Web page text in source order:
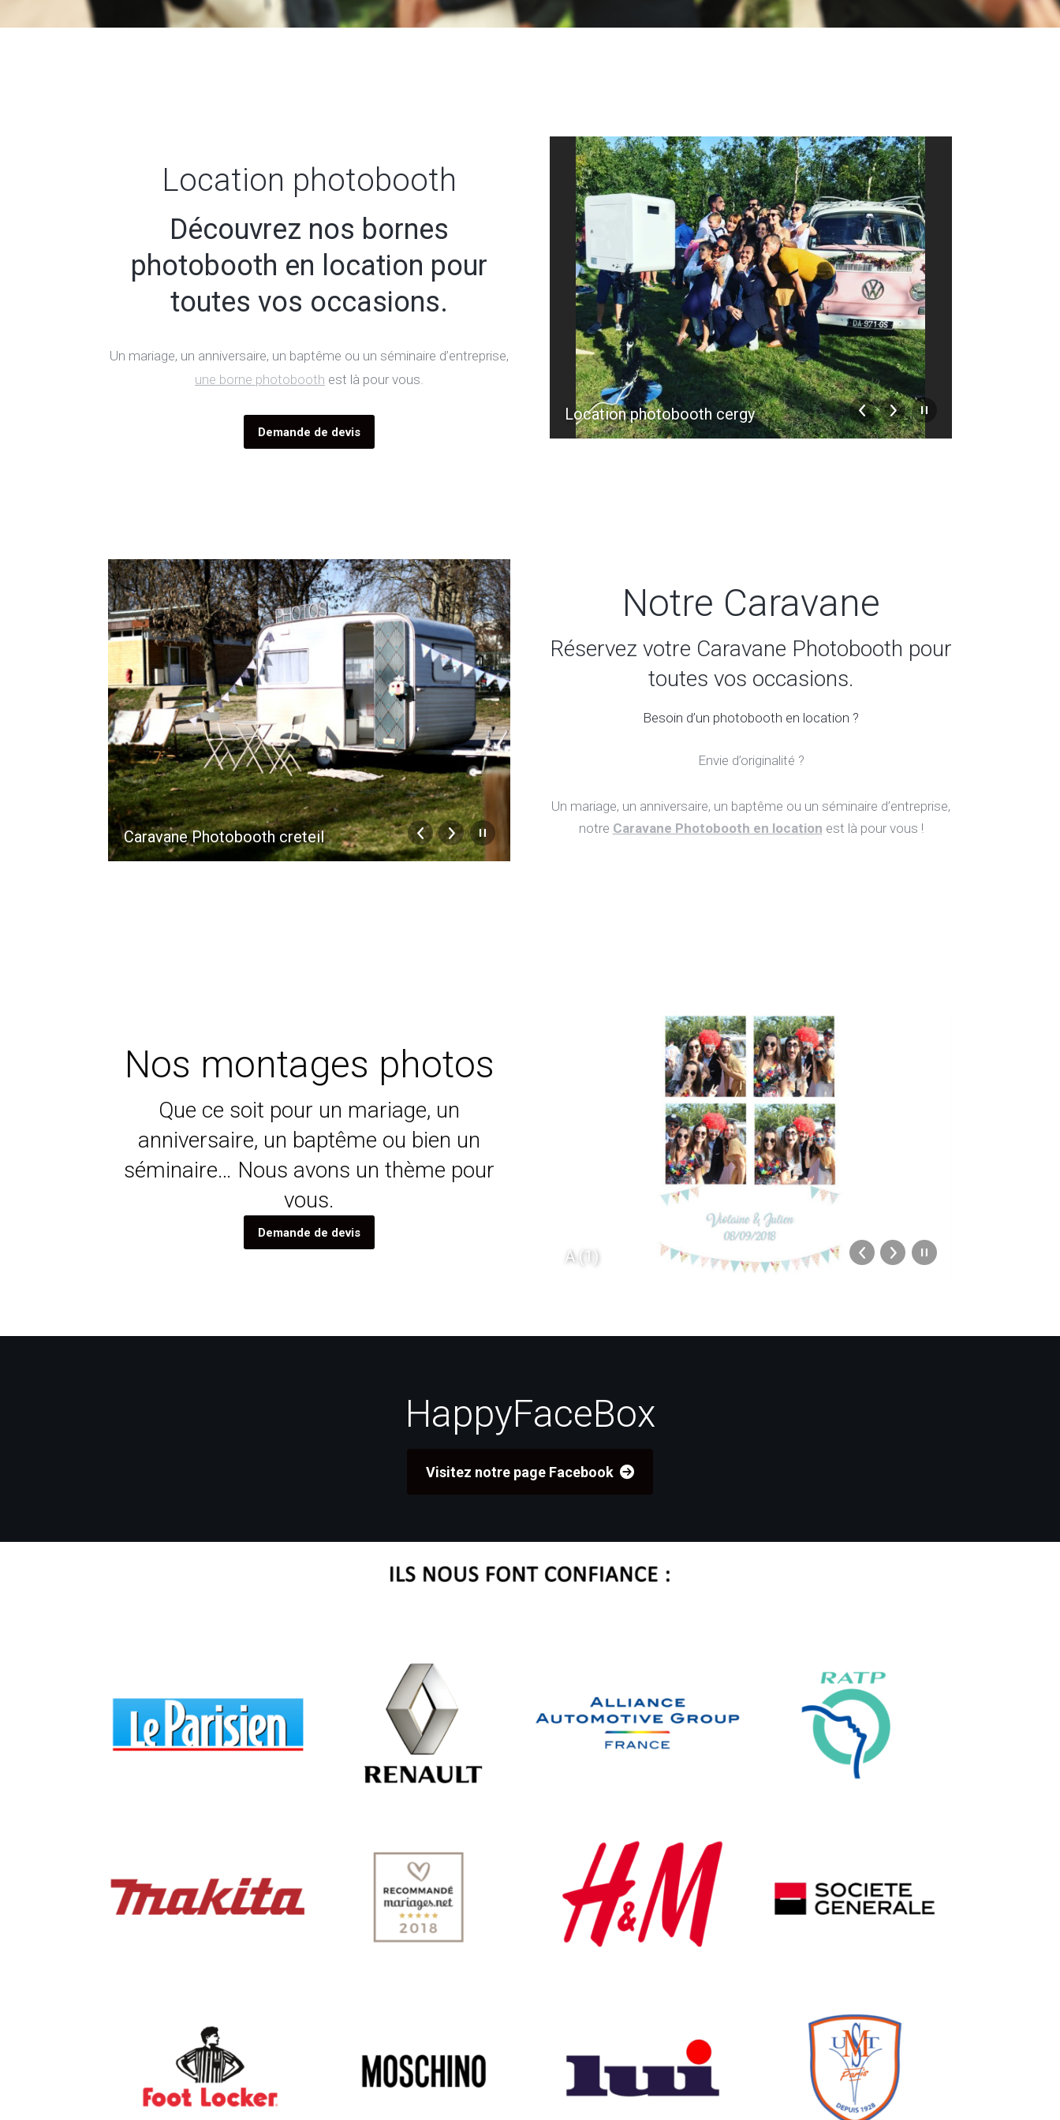
Location photobooth
Découvrez nos bornes
photobooth en location pour
toutes vos occasions.
Un mariage, un anniversaire, un baptême ou un séminaire d’entreprise,
une borne photobooth est là pour vous.
Demande de devis
Location photobooth versailles Location photobooth cergy
Caravane Photobooth creteil Caravane Photobooth paris
Notre Caravane
Réservez votre Caravane Photobooth pour
toutes vos occasions.
Besoin d’un photobooth en location ?
Envie d’originalité ?
Un mariage, un anniversaire, un baptême ou un séminaire d’entreprise,
notre Caravane Photobooth en location est là pour vous !
Nos montages photos
Que ce soit pour un mariage, un
anniversaire, un baptême ou bien un
séminaire… Nous avons un thème pour
vous.
Demande de devis
A (1)
HappyFaceBox
Visitez notre page Facebook